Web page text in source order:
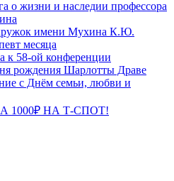
о жизни и наследии профессора
имени Мухина К.Ю.
месяца
к 58-ой конференции
рождения Шарлотты Драве
с Днём семьи, любви и
1000₽ НА Т-СПОТ!